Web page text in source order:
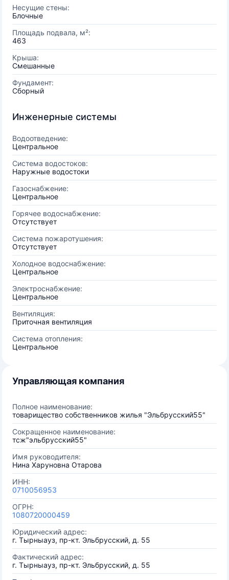
Несущие стены:
Блочные
Площадь подвала, м²:
463
Крыша:
Смешанные
Фундамент:
Сборный
Инженерные системы
Водоотведение:
Центральное
Система водостоков:
Наружные водостоки
Газоснабжение:
Центральное
Горячее водоснабжение:
Отсутствует
Система пожаротушения:
Отсутствует
Холодное водоснабжение:
Центральное
Электроснабжение:
Центральное
Вентиляция:
Приточная вентиляция
Система отопления:
Центральное
Управляющая компания
Полное наименование:
товарищество собственников жилья "Эльбрусский55"
Сокращенное наименование:
тсж"эльбрусский55"
Имя руководителя:
Нина Харуновна Отарова
ИНН:
0710056953
ОГРН:
1080720000459
Юридический адрес:
г. Тырныауз, пр-кт. Эльбрусский, д. 55
Фактический адрес:
г. Тырныауз, пр-кт. Эльбрусский, д. 55